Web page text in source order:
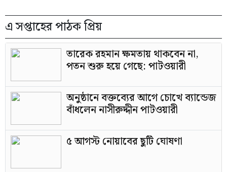
এ সপ্তাহের পাঠক প্রিয়
তারেক রহমান ক্ষমতায় থাকবেন না,
পতন শুরু হয়ে গেছে: পাটওয়ারী
অনুষ্ঠানে বক্তব্যের আগে চোখে ব্যান্ডেজ
বাঁধলেন নাসীরুদ্দীন পাটওয়ারী
৫ আগস্ট নোয়াবের ছুটি ঘোষণা